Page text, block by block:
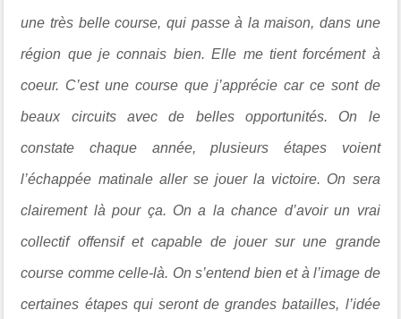
une très belle course, qui passe à la maison, dans une
région que je connais bien. Elle me tient forcément à
coeur. C’est une course que j’apprécie car ce sont de
beaux circuits avec de belles opportunités. On le
constate chaque année, plusieurs étapes voient
l’échappée matinale aller se jouer la victoire. On sera
clairement là pour ça. On a la chance d’avoir un vrai
collectif offensif et capable de jouer sur une grande
course comme celle-là. On s’entend bien et à l’image de
certaines étapes qui seront de grandes batailles, l’idée